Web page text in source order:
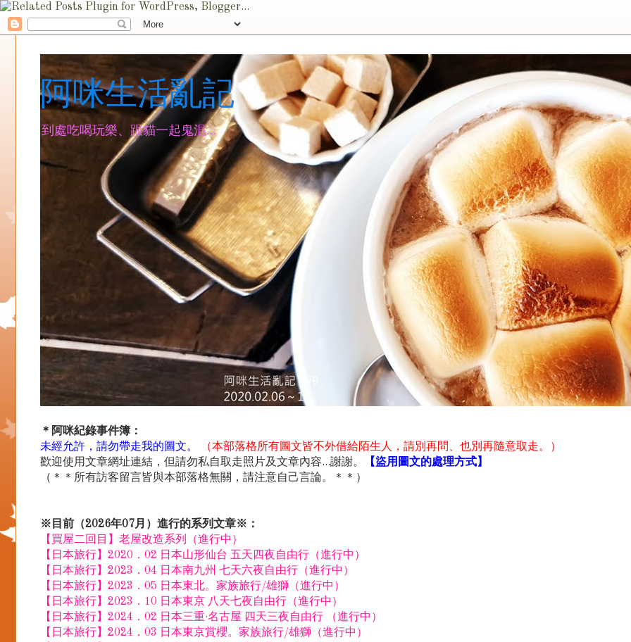
阿咪生活亂記
到處吃喝玩樂、跟貓一起鬼混...
＊阿咪紀錄事件簿：
未經允許，請勿帶走我的圖文。
（本部落格所有圖文皆不外借給陌生人，請別再問、也別再隨意取走。）
歡迎使用文章網址連結，但請勿私自取走照片及文章內容...謝謝。
【盜用圖文的處理方式】
（＊＊所有訪客留言皆與本部落格無關，請注意自己言論。＊＊）
※目前（2026年07月）進行的系列文章※：
【買屋二回目】老屋改造系列（進行中）
【日本旅行】2020．02 日本山形仙台 五天四夜自由行（進行中）
【日本旅行】2023．04 日本南九州 七天六夜自由行（進行中）
【日本旅行】2023．05 日本東北。家族旅行/雄獅（進行中）
【日本旅行】2023．10 日本東京 八天七夜自由行（進行中）
【日本旅行】2024．02 日本三重·名古屋 四天三夜自由行 （進行中）
【日本旅行】2024．03 日本東京賞櫻。家族旅行/雄獅（進行中）